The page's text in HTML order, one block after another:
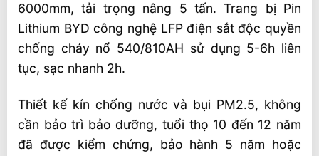
6000mm, tải trọng nâng 5 tấn. Trang bị Pin
Lithium BYD công nghệ LFP điện sắt độc quyền
chống cháy nổ 540/810AH sử dụng 5-6h liên
tục, sạc nhanh 2h.
Thiết kế kín chống nước và bụi PM2.5, không
cần bảo trì bảo dưỡng, tuổi thọ 10 đến 12 năm
đã được kiểm chứng, bảo hành 5 năm hoặc